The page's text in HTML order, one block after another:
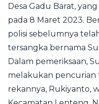
Desa Gadu Barat,
pada 8 Maret 2023.
polisi sebelumnya
tersangka bernama
Dalam pemeriksaan,
melakukan pencurian
rekannya, Rukiyanto,